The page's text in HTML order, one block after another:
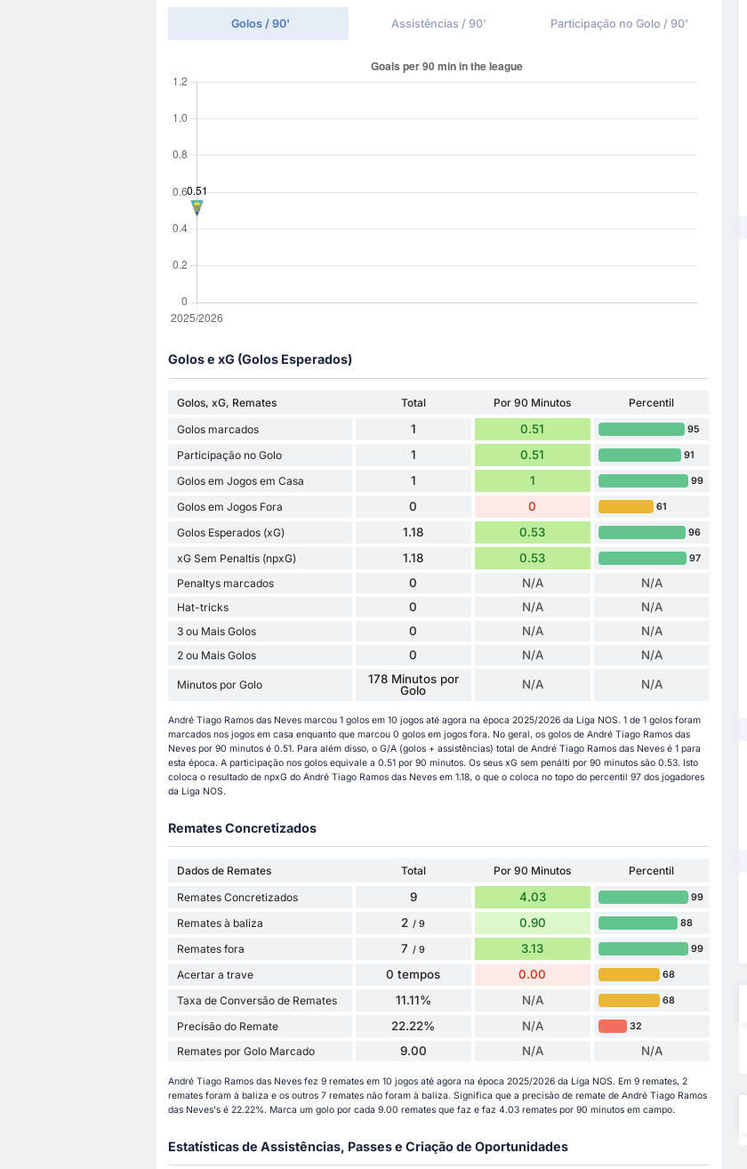
Golos / 90' Assistências / 90' Participação no Golo / 90'
Golos e xG (Golos Esperados)
Golos, xG, Remates Total Por 90 Minutos
Percentil
Golos marcados
1 0.51 95
Participação no Golo 1 0.51 91
Golos em Jogos em Casa 1 1 99
Golos em Jogos Fora 0 0 61
Golos Esperados (xG) 1.18 0.53 96
xG Sem Penaltis (npxG) 1.18 0.53 97
Penaltys marcados 0 N/A N/A
Hat-tricks 0 N/A N/A
3 ou Mais Golos 0 N/A N/A
2 ou Mais Golos 0 N/A N/A
Minutos por Golo
178 Minutos por
Golo
N/A N/A
André Tiago Ramos das Neves marcou 1 golos em 10 jogos até agora na época 2025/2026 da Liga NOS. 1 de 1 golos foram
marcados nos jogos em casa enquanto que marcou 0 golos em jogos fora. No geral, os golos de André Tiago Ramos das
Neves por 90 minutos é 0.51. Para além disso, o G/A (golos + assistências) total de André Tiago Ramos das Neves é 1 para
esta época. A participação nos golos equivale a 0.51 por 90 minutos. Os seus xG sem penálti por 90 minutos são 0.53. Isto
coloca o resultado de npxG do André Tiago Ramos das Neves em 1.18, o que o coloca no topo do percentil 97 dos jogadores
da Liga NOS.
Remates Concretizados
Dados de Remates Total Por 90 Minutos
Percentil
Remates Concretizados
9 4.03 99
Remates à baliza 2 / 9 0.90 88
Remates fora 7 / 9 3.13 99
Acertar a trave 0 tempos 0.00 68
Taxa de Conversão de Remates 11.11% N/A 68
Precisão do Remate 22.22% N/A 32
Remates por Golo Marcado 9.00 N/A N/A
André Tiago Ramos das Neves fez 9 remates em 10 jogos até agora na época 2025/2026 da Liga NOS. Em 9 remates, 2
remates foram à baliza e os outros 7 remates não foram à baliza. Significa que a precisão de remate de André Tiago Ramos
das Neves's é 22.22%. Marca um golo por cada 9.00 remates que faz e faz 4.03 remates por 90 minutos em campo.
Estatísticas de Assistências, Passes e Criação de Oportunidades